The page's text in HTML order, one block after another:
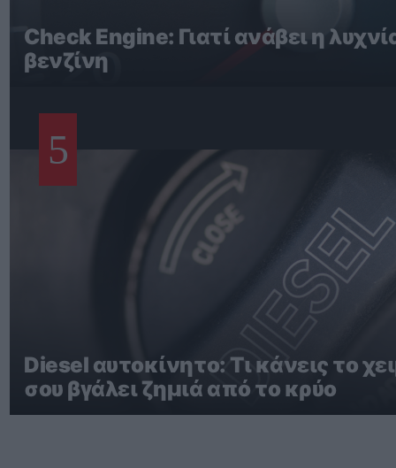
Check Engine: Γιατί ανάβει η
βενζίνη
5
Diesel αυτοκίνητο: Τι κάνεις το
σου βγάλει ζημιά από το κρύο